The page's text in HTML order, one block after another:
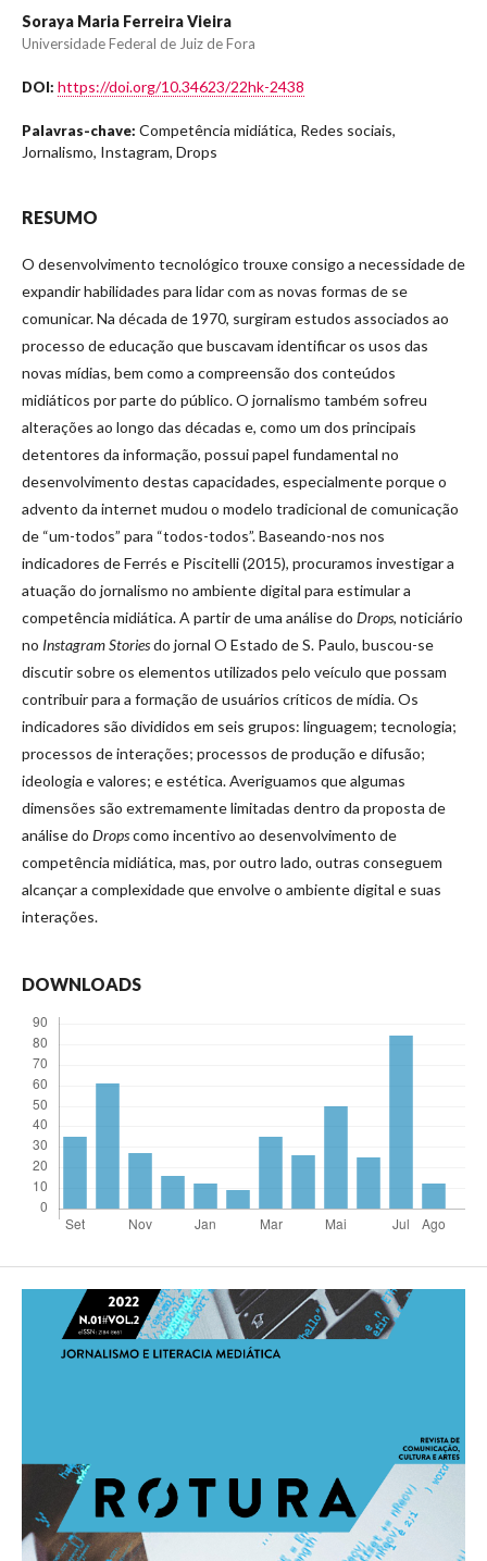
Soraya Maria Ferreira Vieira
Universidade Federal de Juiz de Fora
DOI: https://doi.org/10.34623/22hk-2438
Palavras-chave: Competência midiática, Redes sociais,
Jornalismo, Instagram, Drops
RESUMO
O desenvolvimento tecnológico trouxe consigo a necessidade de
expandir habilidades para lidar com as novas formas de se
comunicar. Na década de 1970, surgiram estudos associados ao
processo de educação que buscavam identificar os usos das
novas mídias, bem como a compreensão dos conteúdos
midiáticos por parte do público. O jornalismo também sofreu
alterações ao longo das décadas e, como um dos principais
detentores da informação, possui papel fundamental no
desenvolvimento destas capacidades, especialmente porque o
advento da internet mudou o modelo tradicional de comunicação
de “um-todos” para “todos-todos”. Baseando-nos nos
indicadores de Ferrés e Piscitelli (2015), procuramos investigar a
atuação do jornalismo no ambiente digital para estimular a
competência midiática. A partir de uma análise do Drops, noticiário
no Instagram Storiesdo jornal O Estado de S. Paulo, buscou-se
discutir sobre os elementos utilizados pelo veículo que possam
contribuir para a formação de usuários críticos de mídia. Os
indicadores são divididos em seis grupos: linguagem; tecnologia;
processos de interações; processos de produção e difusão;
ideologia e valores; e estética. Averiguamos que algumas
dimensões são extremamente limitadas dentro da proposta de
análise do Dropscomo incentivo ao desenvolvimento de
competência midiática, mas, por outro lado, outras conseguem
alcançar a complexidade que envolve o ambiente digital e suas
interações.
DOWNLOADS